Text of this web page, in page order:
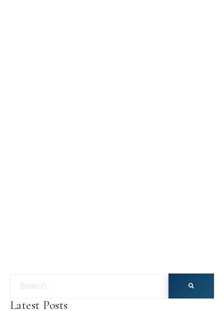
Latest Posts